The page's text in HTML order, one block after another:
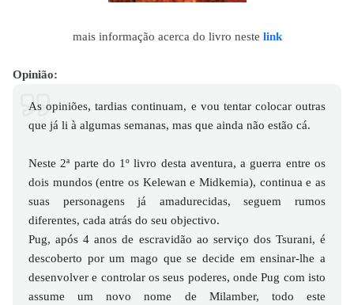
mais informação acerca do livro neste link
Opinião:
As opiniões, tardias continuam, e vou tentar colocar outras
que já li à algumas semanas, mas que ainda não estão cá.
Neste 2ª parte do 1º livro desta aventura, a guerra entre os
dois mundos (entre os Kelewan e Midkemia), continua e as
suas personagens já amadurecidas, seguem rumos
diferentes, cada atrás do seu objectivo.
Pug, após 4 anos de escravidão ao serviço dos Tsurani, é
descoberto por um mago que se decide em ensinar-lhe a
desenvolver e controlar os seus poderes, onde Pug com isto
assume um novo nome de Milamber, todo este